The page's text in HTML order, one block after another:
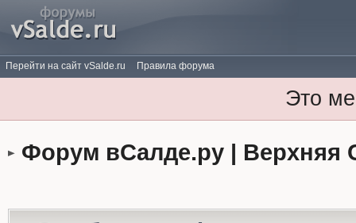
Перейти на сайт vSalde.ru Правила форума
Это
Форум вСалде.ру | Верхняя